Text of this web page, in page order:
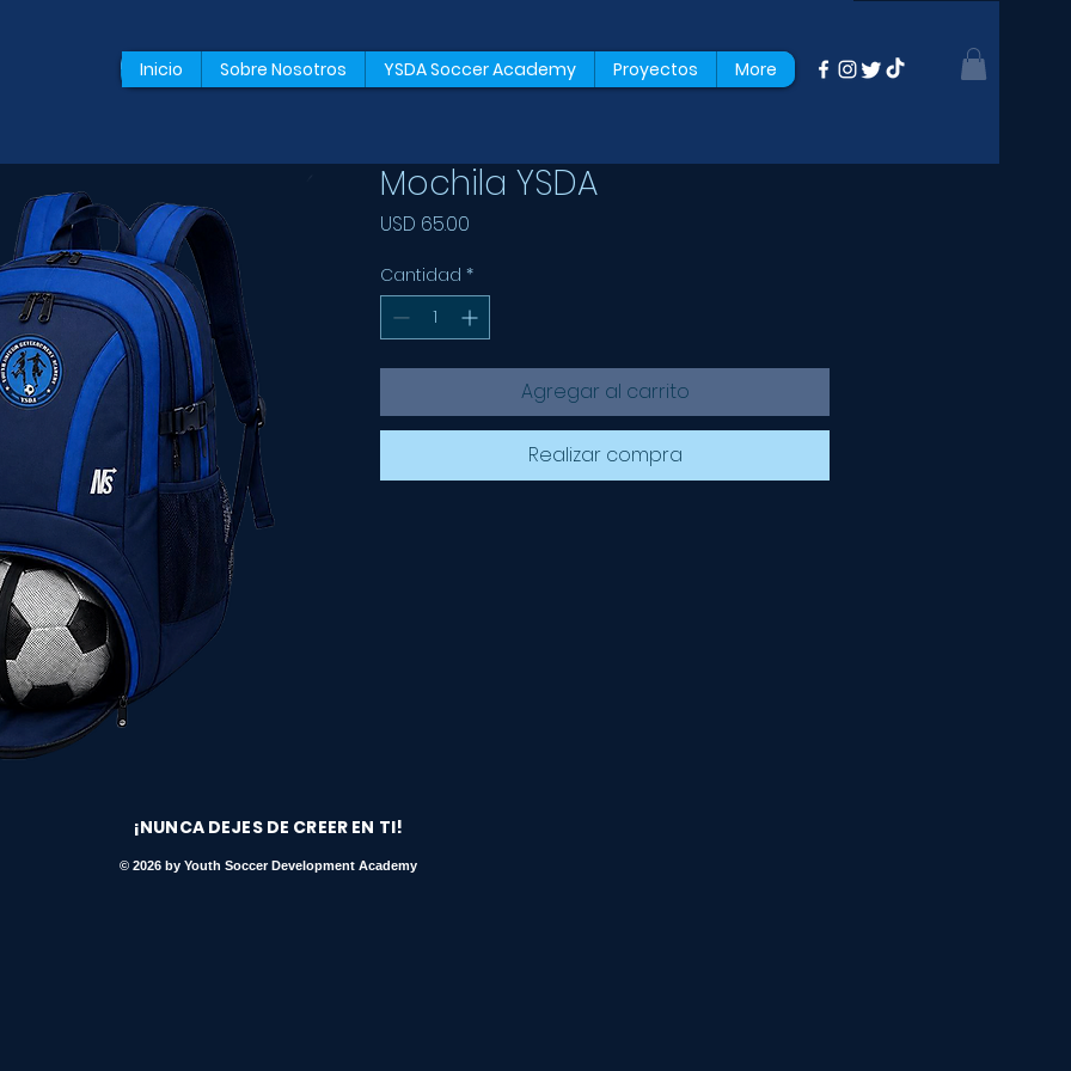
Inicio Sobre Nosotros YSDA Soccer Academy Proyectos More
Mochila YSDA
USD 65.00
Cantidad *
Agregar al carrito
Realizar compra
¡NUNCA DEJES DE CREER EN TI!
© 2026 by Youth Soccer Development Academy